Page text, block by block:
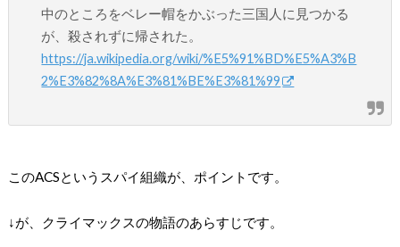
中のところをベレー帽をかぶった三国人に見つかる
が、殺されずに帰された。
https://ja.wikipedia.org/wiki/%E5%91%BD%E5%A3%B
2%E3%82%8A%E3%81%BE%E3%81%99
このACSというスパイ組織が、ポイントです。
↓が、クライマックスの物語のあらすじです。